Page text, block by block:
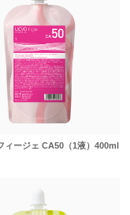
ィージェ CA50（1液）400ml